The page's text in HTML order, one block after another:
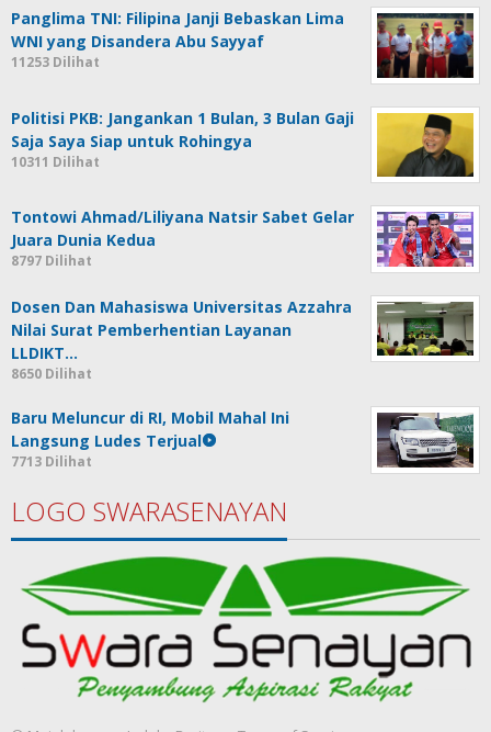
Panglima TNI: Filipina Janji Bebaskan Lima
WNI yang Disandera Abu Sayyaf
11253 Dilihat
Politisi PKB: Jangankan 1 Bulan, 3 Bulan Gaji
Saja Saya Siap untuk Rohingya
10311 Dilihat
Tontowi Ahmad/Liliyana Natsir Sabet Gelar
Juara Dunia Kedua
8797 Dilihat
Dosen Dan Mahasiswa Universitas Azzahra
Nilai Surat Pemberhentian Layanan
LLDIKT…
8650 Dilihat
Baru Meluncur di RI, Mobil Mahal Ini
Langsung Ludes Terjual
7713 Dilihat
LOGO SWARASENAYAN